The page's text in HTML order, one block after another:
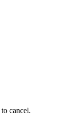
to cancel.